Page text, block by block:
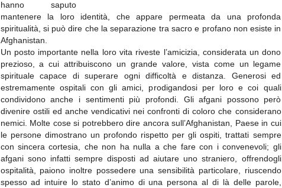
hanno saputo
mantenere la loro identità, che appare permeata da una profonda
spiritualità, si può dire che la separazione tra sacro e profano non esiste in
Afghanistan.
Un posto importante nella loro vita riveste l’amicizia, considerata un dono
prezioso, a cui attribuiscono un grande valore, vista come un legame
spirituale capace di superare ogni difficoltà e distanza. Generosi ed
estremamente ospitali con gli amici, prodigandosi per loro e coi quali
condividono anche i sentimenti più profondi. Gli afgani possono però
divenire ostili ed anche vendicativi nei confronti di coloro che considerano
nemici. Molte cose si potrebbero dire ancora sull’Afghanistan, Paese in cui
le persone dimostrano un profondo rispetto per gli ospiti, trattati sempre
con sincera cortesia, che non ha nulla a che fare con i convenevoli; gli
afgani sono infatti sempre disposti ad aiutare uno straniero, offrendogli
ospitalità, paiono inoltre possedere una sensibilità particolare, riuscendo
spesso ad intuire lo stato d’animo di una persona al di là delle parole,